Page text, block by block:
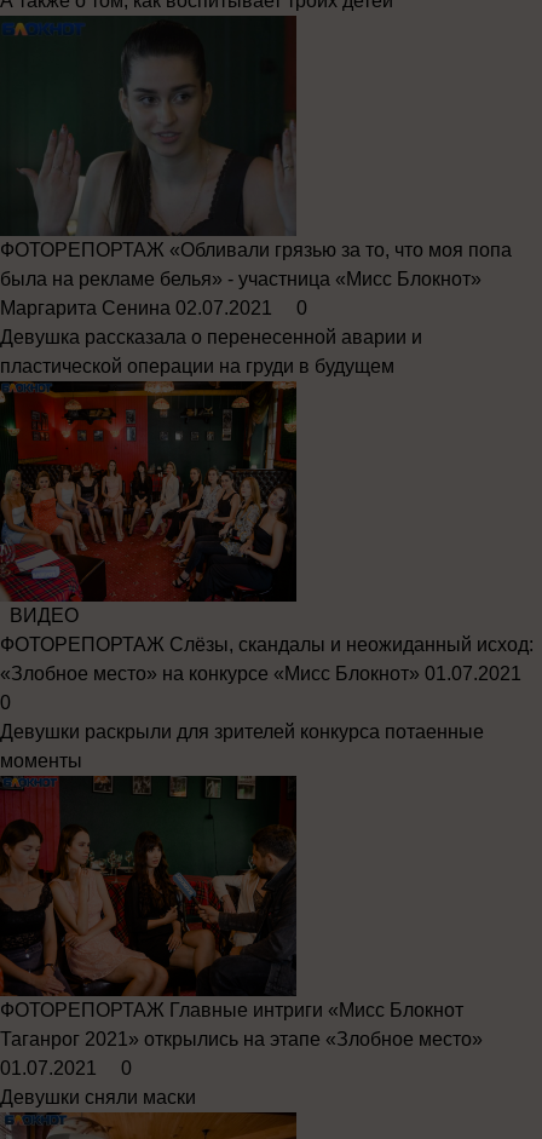
ФОТОРЕПОРТАЖ «Обливали грязью за то, что моя попа
была на рекламе белья» - участница «Мисс Блокнот»
Маргарита Сенина 02.07.2021
0
Девушка рассказала о перенесенной аварии и
пластической операции на груди в будущем
ВИДЕО
ФОТОРЕПОРТАЖ Слёзы, скандалы и неожиданный исход:
«Злобное место» на конкурсе «Мисс Блокнот» 01.07.2021
0
Девушки раскрыли для зрителей конкурса потаенные
моменты
ФОТОРЕПОРТАЖ Главные интриги «Мисс Блокнот
Таганрог 2021» открылись на этапе «Злобное место»
01.07.2021
0
Девушки сняли маски